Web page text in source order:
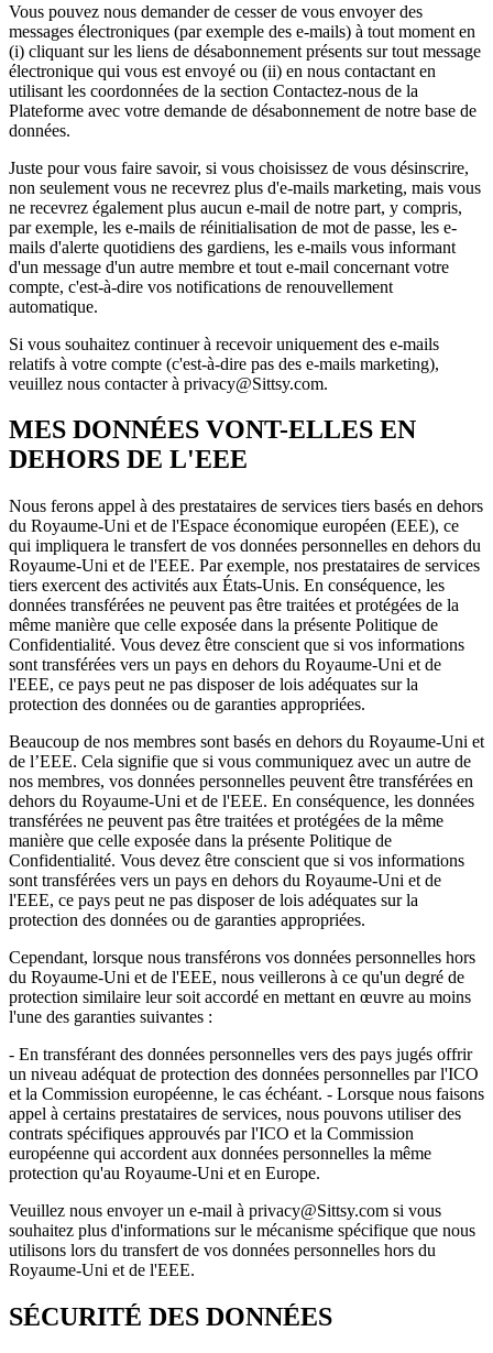
Vous pouvez nous demander de cesser de vous envoyer des
messages électroniques (par exemple des e-mails) à tout moment en
(i) cliquant sur les liens de désabonnement présents sur tout message
électronique qui vous est envoyé ou (ii) en nous contactant en
utilisant les coordonnées de la section Contactez-nous de la
Plateforme avec votre demande de désabonnement de notre base de
données.
Juste pour vous faire savoir, si vous choisissez de vous désinscrire,
non seulement vous ne recevrez plus d'e-mails marketing, mais vous
ne recevrez également plus aucun e-mail de notre part, y compris,
par exemple, les e-mails de réinitialisation de mot de passe, les e-
mails d'alerte quotidiens des gardiens, les e-mails vous informant
d'un message d'un autre membre et tout e-mail concernant votre
compte, c'est-à-dire vos notifications de renouvellement
automatique.
Si vous souhaitez continuer à recevoir uniquement des e-mails
relatifs à votre compte (c'est-à-dire pas des e-mails marketing),
veuillez nous contacter à privacy@Sittsy.com.
MES DONNÉES VONT-ELLES EN
DEHORS DE L'EEE
Nous ferons appel à des prestataires de services tiers basés en dehors
du Royaume-Uni et de l'Espace économique européen (EEE), ce
qui impliquera le transfert de vos données personnelles en dehors du
Royaume-Uni et de l'EEE. Par exemple, nos prestataires de services
tiers exercent des activités aux États-Unis. En conséquence, les
données transférées ne peuvent pas être traitées et protégées de la
même manière que celle exposée dans la présente Politique de
Confidentialité. Vous devez être conscient que si vos informations
sont transférées vers un pays en dehors du Royaume-Uni et de
l'EEE, ce pays peut ne pas disposer de lois adéquates sur la
protection des données ou de garanties appropriées.
Beaucoup de nos membres sont basés en dehors du Royaume-Uni et
de l’EEE. Cela signifie que si vous communiquez avec un autre de
nos membres, vos données personnelles peuvent être transférées en
dehors du Royaume-Uni et de l'EEE. En conséquence, les données
transférées ne peuvent pas être traitées et protégées de la même
manière que celle exposée dans la présente Politique de
Confidentialité. Vous devez être conscient que si vos informations
sont transférées vers un pays en dehors du Royaume-Uni et de
l'EEE, ce pays peut ne pas disposer de lois adéquates sur la
protection des données ou de garanties appropriées.
Cependant, lorsque nous transférons vos données personnelles hors
du Royaume-Uni et de l'EEE, nous veillerons à ce qu'un degré de
protection similaire leur soit accordé en mettant en œuvre au moins
l'une des garanties suivantes :
- En transférant des données personnelles vers des pays jugés offrir
un niveau adéquat de protection des données personnelles par l'ICO
et la Commission européenne, le cas échéant. - Lorsque nous faisons
appel à certains prestataires de services, nous pouvons utiliser des
contrats spécifiques approuvés par l'ICO et la Commission
européenne qui accordent aux données personnelles la même
protection qu'au Royaume-Uni et en Europe.
Veuillez nous envoyer un e-mail à privacy@Sittsy.com si vous
souhaitez plus d'informations sur le mécanisme spécifique que nous
utilisons lors du transfert de vos données personnelles hors du
Royaume-Uni et de l'EEE.
SÉCURITÉ DES DONNÉES